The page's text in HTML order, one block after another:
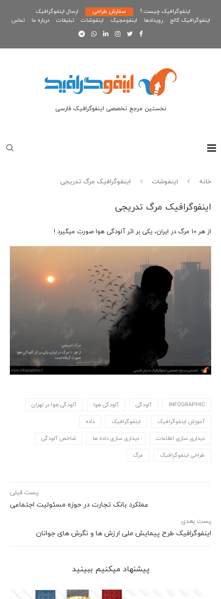
اینفوگرافیک چیست ؟ سفارش طراحی
ارسال اینفوگرافیک
اینفوگرافیک کالج
رویدادها اینفومجیک اینفوشات تبلیغات درباره ما تماس
نخستین مرجع تخصصی اینفوگرافیک فارسی
خانه اینفوشات اینفوگرافیک مرگ تدریجی
اینفوگرافیک مرگ تدریجی
از هر 10 مرگ در ایران، یکی بر اثر آلودگی هوا صورت میگیرد !
INFOGRAPHIC آلودگی آلودگی هوا آلودگی هوا در تهران
آموزش اینفوگرافیک اینفوگرافیک داده
دیداری سازی اطلاعات دیداری سازی داده ها شاخص آلودگی
طراحی اینفوگرافیک مرگ
پست قبلی
عملکرد بانک تجارت در حوزه مسئولیت اجتماعی
پست بعدی
اینفوگرافیک طرح پیمایش ملی ارزش ها و نگرش های جوانان
پیشنهاد می‎کنیم ببینید